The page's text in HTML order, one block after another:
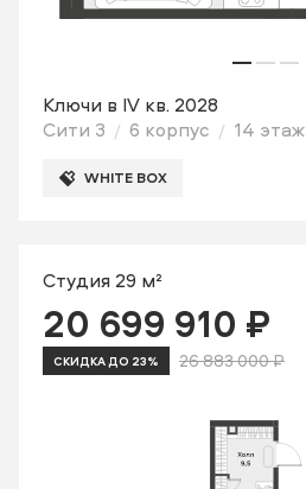
Ключи в IV кв. 2028
Сити 3
6 корпус 14 этаж
WHITE BOX
Студия 29 м²
20 699 910 ₽
СКИДКА ДО 23% 26 883 000 ₽